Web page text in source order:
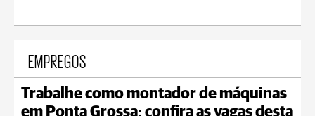
EMPREGOS
Trabalhe como montador de máquinas
em Ponta Grossa; confira as vagas desta